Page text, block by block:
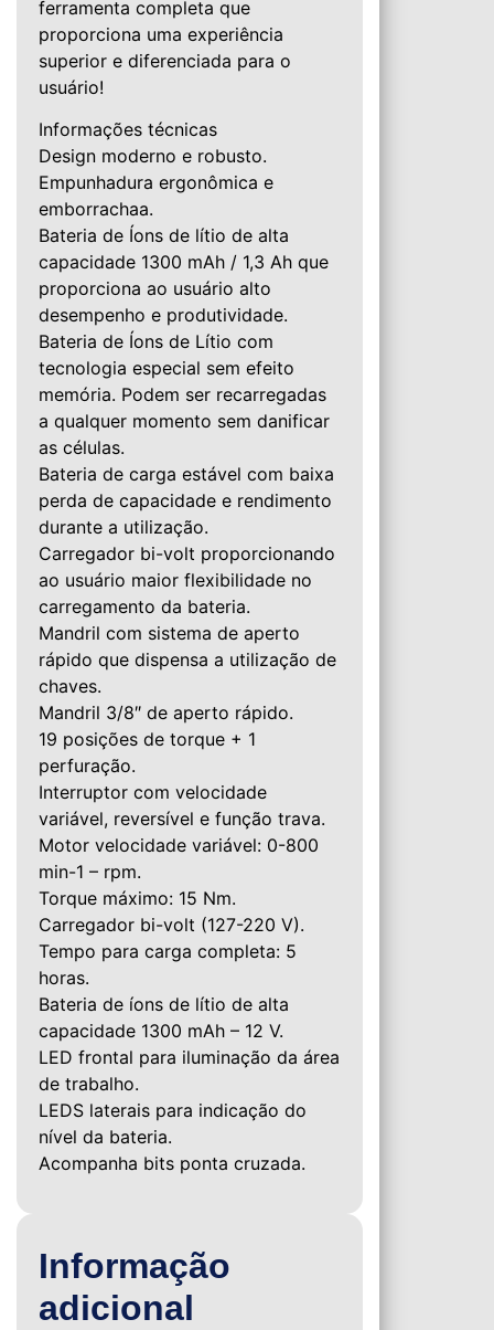
ferramenta completa que
proporciona uma experiência
superior e diferenciada para o
usuário!
Informações técnicas
Design moderno e robusto.
Empunhadura ergonômica e
emborrachaa.
Bateria de Íons de lítio de alta
capacidade 1300 mAh / 1,3 Ah que
proporciona ao usuário alto
desempenho e produtividade.
Bateria de Íons de Lítio com
tecnologia especial sem efeito
memória. Podem ser recarregadas
a qualquer momento sem danificar
as células.
Bateria de carga estável com baixa
perda de capacidade e rendimento
durante a utilização.
Carregador bi-volt proporcionando
ao usuário maior flexibilidade no
carregamento da bateria.
Mandril com sistema de aperto
rápido que dispensa a utilização de
chaves.
Mandril 3/8″ de aperto rápido.
19 posições de torque + 1
perfuração.
Interruptor com velocidade
variável, reversível e função trava.
Motor velocidade variável: 0-800
min-1 – rpm.
Torque máximo: 15 Nm.
Carregador bi-volt (127-220 V).
Tempo para carga completa: 5
horas.
Bateria de íons de lítio de alta
capacidade 1300 mAh – 12 V.
LED frontal para iluminação da área
de trabalho.
LEDS laterais para indicação do
nível da bateria.
Acompanha bits ponta cruzada.
Informação
adicional